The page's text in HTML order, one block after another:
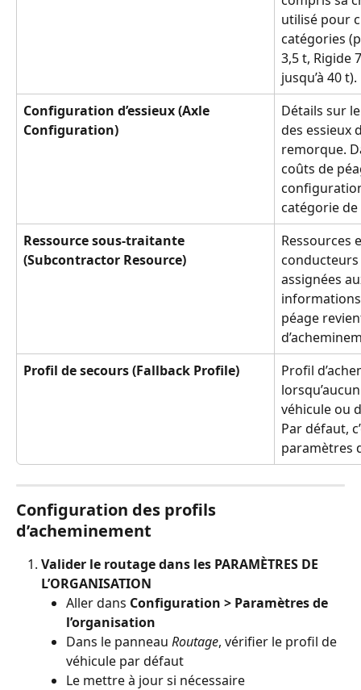
utilisé pour
catégories
3,5 t, Rigide
jusqu’à 40 t).
Configuration d’essieux (Axle
Configuration)
Détails sur
des essieux
remorque.
coûts de
catégorie de
Ressource sous-traitante
(Subcontractor Resource)
Ressources
assignées
péage
Profil de secours (Fallback Profile)
Profil
véhicule ou
Par défaut,
paramètres
Configuration des profils
d’acheminement
Valider le routage dans les PARAMÈTRES DE
L’ORGANISATION
Aller dans Configuration > Paramètres de
l’organisation
Dans le panneau Routage, vérifier le profil de
véhicule par défaut
Le mettre à jour si nécessaire